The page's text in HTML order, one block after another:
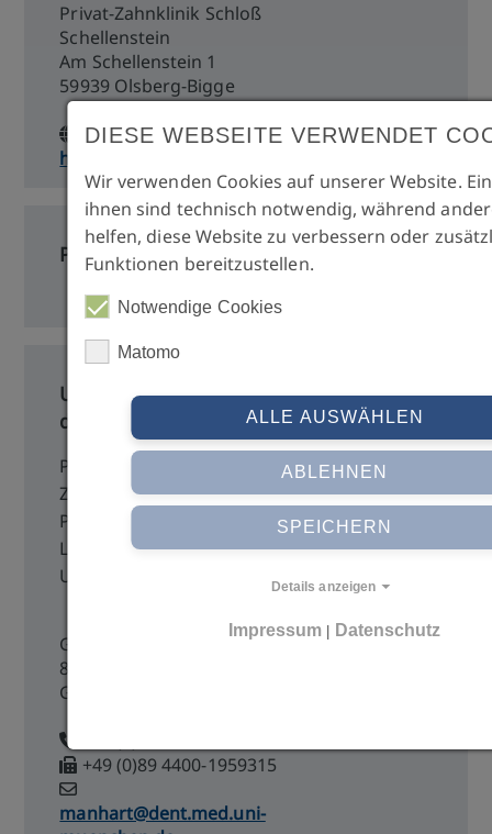
Privat-Zahnklinik Schloß
Schellenstein
Am Schellenstein 1
59939 Olsberg-Bigge
https://www.implantologieklinik.de
Prof. Dr. Gero Kinzinger
Univ. Prof. Dr. med.
dent. Jürgen Manhart
Poliklinik für
Zahnerhaltung und
Parodontologie
Ludwig-Maximilians-
Universität München
Goethestraße 70
80336 München
Germany
+49 (0)89 4400-1959315
manhart@dent.med.uni-
DIESE WEBSEITE VERWENDET
Wir verwenden Cookies auf unserer Website.
ihnen sind technisch notwendig, während
helfen, diese Website zu verbessern oder
Funktionen bereitzustellen.
Notwendige Cookies
Matomo
ALLE AUSWÄHLEN
ABLEHNEN
SPEICHERN
Details anzeigen
Impressum Datenschutz